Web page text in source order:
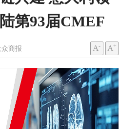
第93届CMEF
众商报 A- A+